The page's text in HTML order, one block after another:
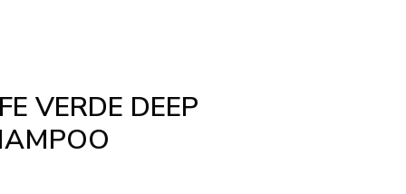
VERDE DEEP